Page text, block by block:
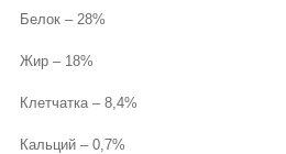
Белок – 28%
Жир – 18%
Клетчатка – 8,4%
Кальций – 0,7%